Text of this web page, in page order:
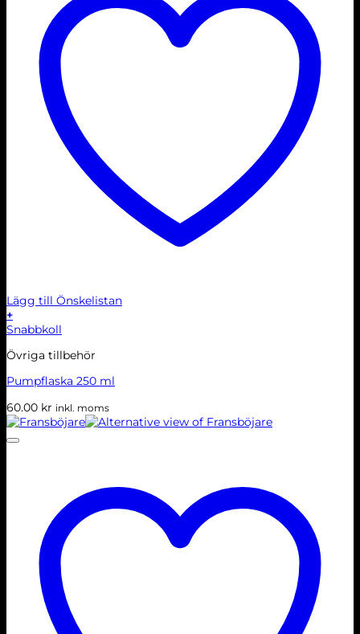
Lägg till Önskelistan
+
Snabbkoll
Övriga tillbehör
Pumpflaska 250 ml
60.00 kr inkl. moms